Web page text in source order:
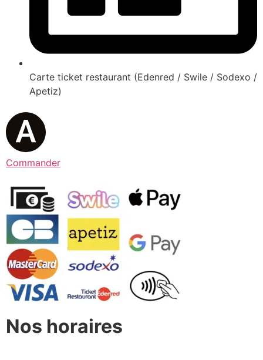
Carte ticket restaurant (Edenred / Swile / Sodexo /
Apetiz)
Commander
Nos horaires